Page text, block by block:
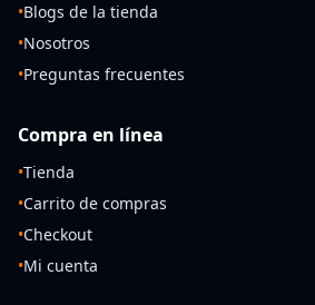
•Blogs de la tienda
•Nosotros
•Preguntas frecuentes
Compra en línea
•Tienda
•Carrito de compras
•Checkout
•Mi cuenta